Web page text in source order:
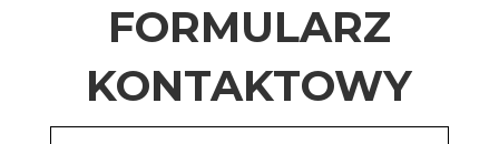
FORMULARZ
KONTAKTOWY